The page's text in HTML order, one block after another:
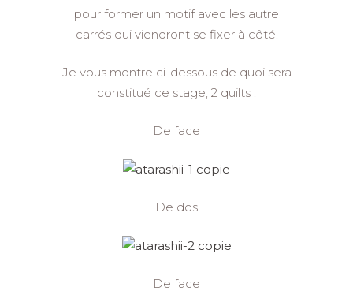
pour former un motif avec les autre
carrés qui viendront se fixer à côté.
Je vous montre ci-dessous de quoi sera
constitué ce stage, 2 quilts :
De face
De dos
De face